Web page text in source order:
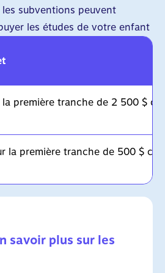
subventions peuvent
les études de votre enfant
la première tranche de 2 500 $
la première tranche de 500 $
savoir plus sur les